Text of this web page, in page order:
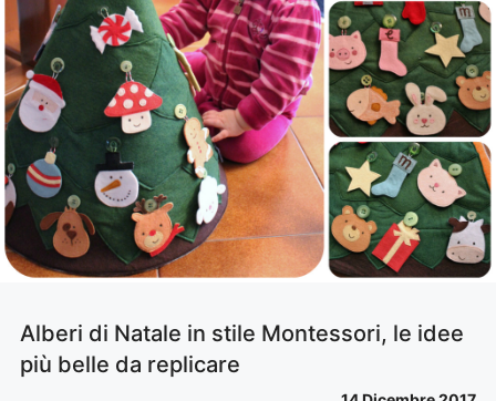
Alberi di Natale in stile Montessori, le idee
più belle da replicare